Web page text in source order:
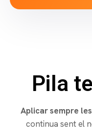
Pila
Aplicar sempre
continua sent el